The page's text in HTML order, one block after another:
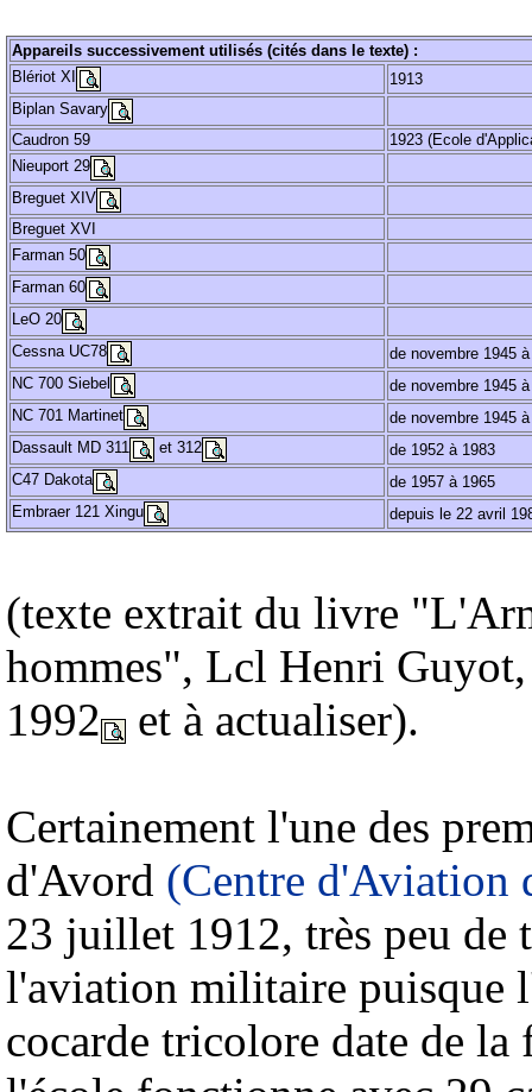
Appareils successivement utilisés (cités dans le texte) :
Blériot XI
1913
Biplan Savary
Caudron 59
1923 (Ecole
Nieuport 29
Breguet XIV
Breguet XVI
Farman 50
Farman 60
LeO 20
Cessna UC78
de novembre 1945
NC 700 Siebel
de novembre 1945
NC 701 Martinet
de novembre 1945
Dassault MD 311
et 312
de 1952 à 1983
C47 Dakota
de 1957 à 1965
Embraer 121 Xingu
depuis le 22 avril
(texte extrait du livre
hommes", Lcl Henri
1992
et à actualiser).
Certainement l'une des
d'Avord (Centre d'Aviation
23 juillet 1912, très peu de
l'aviation militaire puisque
cocarde tricolore date de